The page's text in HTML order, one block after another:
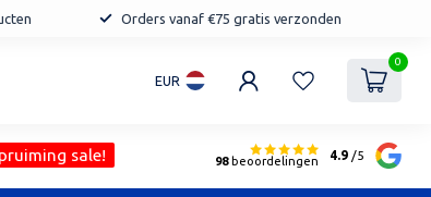
Orders vanaf €75 gratis verzonden
EUR
0
sale! 98beoordelingen 4.9 /5